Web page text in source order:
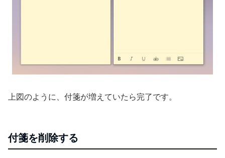
上図のように、付箋が増えていたら完了です。
付箋を削除する